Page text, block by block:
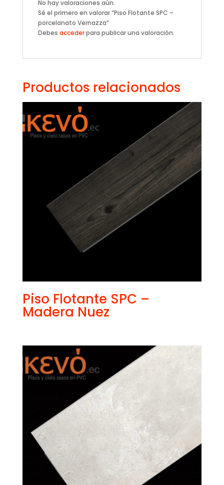
No hay valoraciones aún.
Sé el primero en valorar “Piso Flotante SPC –
porcelanato Vernazza”
Debes accederpara publicar una valoración.
Productos relacionados
Piso Flotante SPC –
Madera Nuez